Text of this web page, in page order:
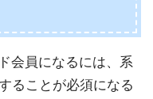
会員になるには、系
ることが必須になる